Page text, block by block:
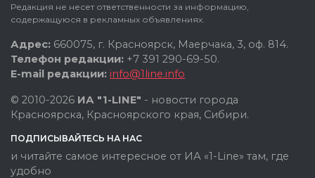
Редакция не несет ответственности за информацию,
содержащуюся в рекламных объявлениях.
Адрес: 660075, г. Красноярск, Маерчака, 3, оф. 814.
Телефон редакции: +7 391 290-69-50.
E-mail редакции: info@1line.info
© 2010-2026 ИА "1-LINE" - новости города
Красноярска, Красноярского края, Сибири.
ПОДПИСЫВАЙТЕСЬ НА НАС
и читайте самое интересное от ИА «1-Line» там, где
удобно